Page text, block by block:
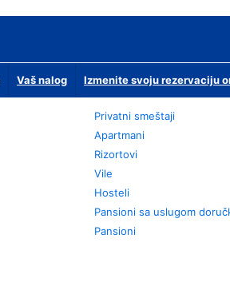
Vaš nalog Izmenite svoju rezervaciju
Privatni smeštaji
Apartmani
Rizortovi
Vile
Hosteli
Pansioni sa uslugom
Pansioni